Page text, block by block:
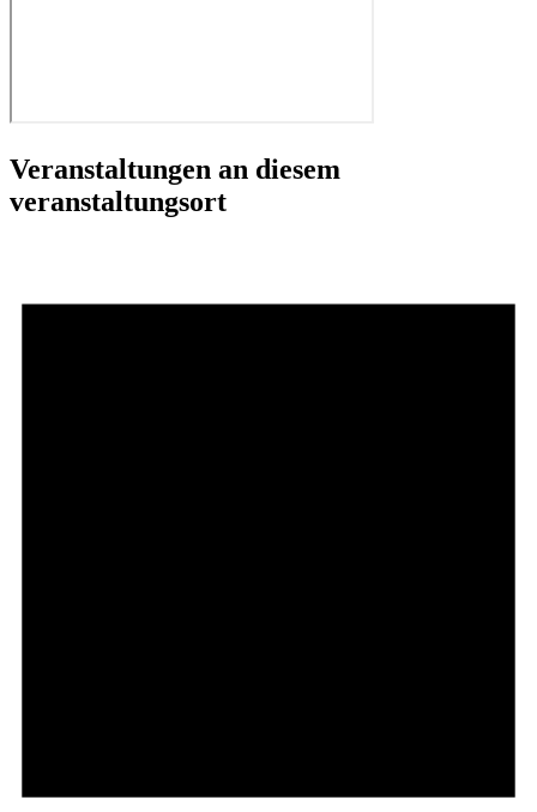
Veranstaltungen an diesem
veranstaltungsort